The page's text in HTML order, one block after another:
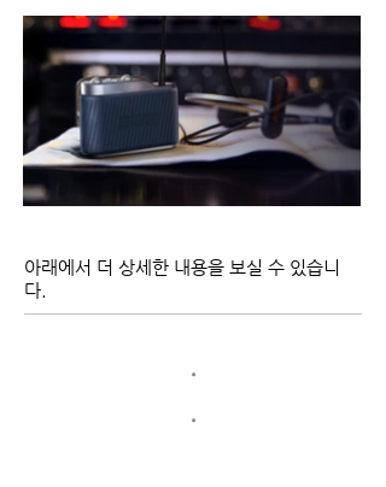
아래에서 더 상세한 내용을 보실 수 있습니
다.
​•
​•